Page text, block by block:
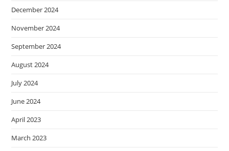
December 2024
November 2024
September 2024
August 2024
July 2024
June 2024
April 2023
March 2023